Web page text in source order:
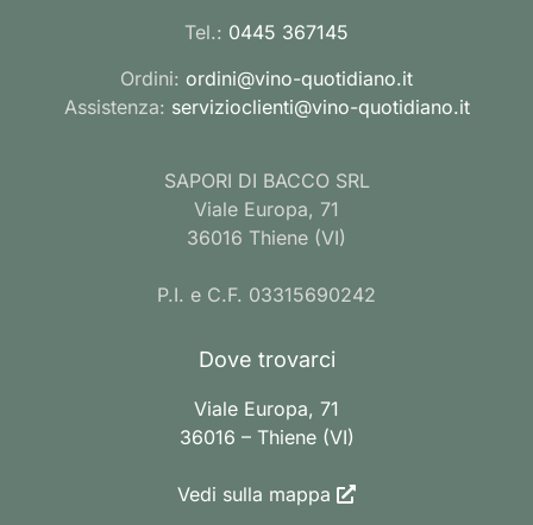
Tel.: 0445 367145
Ordini: ordini@vino-quotidiano.it
Assistenza: servizioclienti@vino-quotidiano.it
SAPORI DI BACCO SRL
Viale Europa, 71
36016 Thiene (VI)
P.I. e C.F. 03315690242
Dove trovarci
Viale Europa, 71
36016 – Thiene (VI)
Vedi sulla mappa